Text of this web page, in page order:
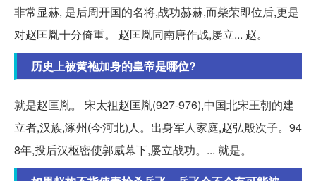
非常显赫, 是后周开国的名将,战功赫赫,而柴荣即位后,更是
对赵匡胤十分倚重。 赵匡胤同南唐作战,屡立... 赵。
历史上被黄袍加身的皇帝是哪位?
就是赵匡胤。 宋太祖赵匡胤(927-976),中国北宋王朝的建
立者,汉族,涿州(今河北)人。出身军人家庭,赵弘殷次子。94
8年,投后汉枢密使郭威幕下,屡立战功。... 就是。